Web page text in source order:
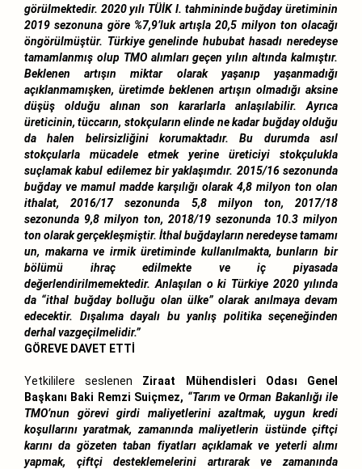
görülmektedir. 2020 yılı TÜİK I. tahmininde buğday üretiminin
2019 sezonuna göre %7,9’luk artışla 20,5 milyon ton olacağı
öngörülmüştür. Türkiye genelinde hububat hasadı neredeyse
tamamlanmış olup TMO alımları geçen yılın altında kalmıştır.
Beklenen artışın miktar olarak yaşanıp yaşanmadığı
açıklanmamışken, üretimde beklenen artışın olmadığı aksine
düşüş olduğu alınan son kararlarla anlaşılabilir. Ayrıca
üreticinin, tüccarın, stokçuların elinde ne kadar buğday olduğu
da halen belirsizliğini korumaktadır. Bu durumda asıl
stokçularla mücadele etmek yerine üreticiyi stokçulukla
suçlamak kabul edilemez bir yaklaşımdır. 2015/16 sezonunda
buğday ve mamul madde karşılığı olarak 4,8 milyon ton olan
ithalat, 2016/17 sezonunda 5,8 milyon ton, 2017/18
sezonunda 9,8 milyon ton, 2018/19 sezonunda 10.3 milyon
ton olarak gerçekleşmiştir. İthal buğdayların neredeyse tamamı
un, makarna ve irmik üretiminde kullanılmakta, bunların bir
bölümü ihraç edilmekte ve iç piyasada
değerlendirilmemektedir. Anlaşılan o ki Türkiye 2020 yılında
da “ithal buğday bolluğu olan ülke” olarak anılmaya devam
edecektir. Dışalıma dayalı bu yanlış politika seçeneğinden
derhal vazgeçilmelidir.”
GÖREVE DAVET ETTİ
Yetkililere seslenen Ziraat Mühendisleri Odası Genel
Başkanı Baki Remzi Suiçmez, “Tarım ve Orman Bakanlığı ile
TMO’nun görevi girdi maliyetlerini azaltmak, uygun kredi
koşullarını yaratmak, zamanında maliyetlerin üstünde çiftçi
karını da gözeten taban fiyatları açıklamak ve yeterli alımı
yapmak, çiftçi desteklemelerini artırarak ve zamanında